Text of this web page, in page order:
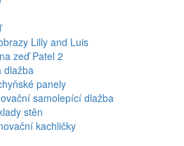
Lilly and Luis
zeď Patel 2
dlažba
panely
samolepící dlažba
stěn
kachličky